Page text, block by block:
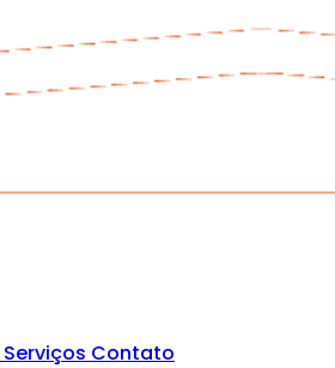
Serviços Contato